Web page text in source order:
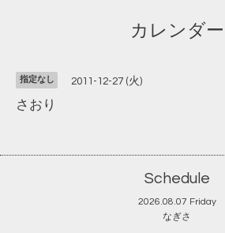
カレンダー
指定なし 2011-12-27 (火)
さおり
Schedule
2026.08.07 Friday
なぎさ